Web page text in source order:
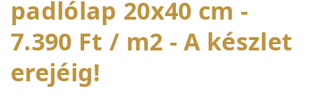
padlólap 20x40 cm -
7.390 Ft / m2 - A készlet
erejéig!